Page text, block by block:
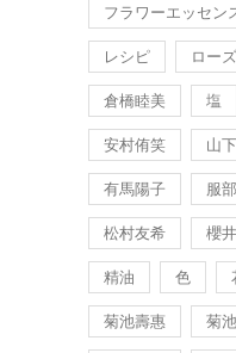
フラワーエッセン
レシピ ローズ
倉橋睦美 塩
安村侑笑 山
有馬陽子 服
松村友希 櫻
精油 色
菊池壽惠 菊